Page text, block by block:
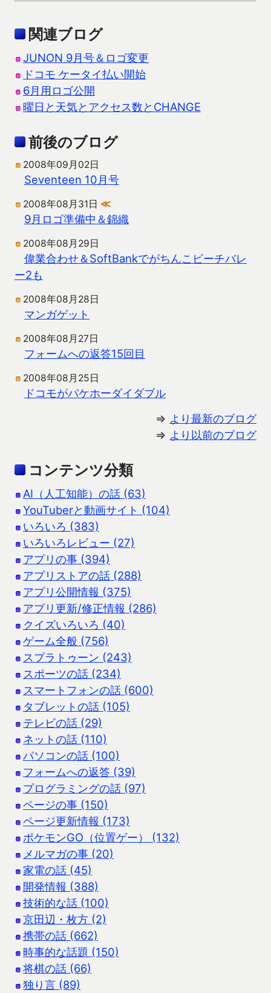
関連ブログ
JUNON 9月号＆ロゴ変更
ドコモ ケータイ払い開始
6月用ロゴ公開
曜日と天気とアクセス数とCHANGE
前後のブログ
2008年09月02日
Seventeen 10月号
2008年08月31日 ≪
9月ロゴ準備中＆錦織
2008年08月29日
偉業合わせ＆SoftBankでがちんこビーチバレ
ー2も
2008年08月28日
マンガゲット
2008年08月27日
フォームへの返答15回目
2008年08月25日
ドコモがパケホーダイダブル
⇒ より最新のブログ
⇒ より以前のブログ
コンテンツ分類
AI（人工知能）の話 (63)
YouTuberと動画サイト (104)
いろいろ (383)
いろいろレビュー (27)
アプリの事 (394)
アプリストアの話 (288)
アプリ公開情報 (375)
アプリ更新/修正情報 (286)
クイズいろいろ (40)
ゲーム全般 (756)
スプラトゥーン (243)
スポーツの話 (234)
スマートフォンの話 (600)
タブレットの話 (105)
テレビの話 (29)
ネットの話 (110)
パソコンの話 (100)
フォームへの返答 (39)
プログラミングの話 (97)
ページの事 (150)
ページ更新情報 (173)
ポケモンGO（位置ゲー） (132)
メルマガの事 (20)
家電の話 (45)
開発情報 (388)
技術的な話 (100)
京田辺・枚方 (2)
携帯の話 (662)
時事的な話題 (150)
将棋の話 (66)
独り言 (89)